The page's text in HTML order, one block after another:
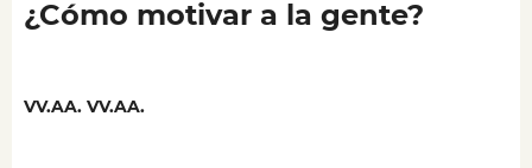
¿Cómo motivar a la gente?
VV.AA. VV.AA.